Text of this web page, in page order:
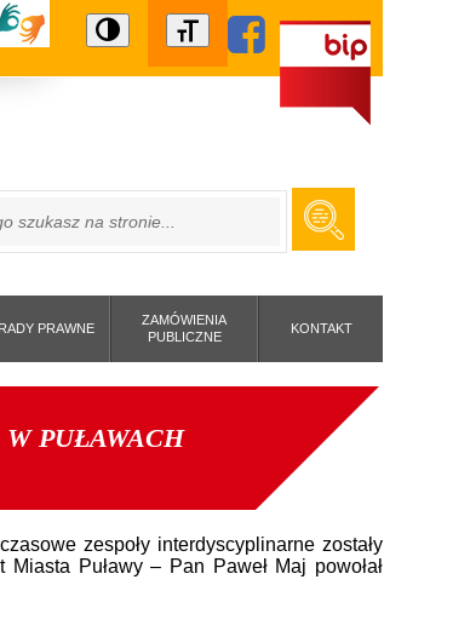
PRAWNE
ZAMÓWIENIA
PUBLICZNE
KONTAKT
PUŁAWACH
zespoły interdyscyplinarne zostały
Puławy – Pan Paweł Maj powołał